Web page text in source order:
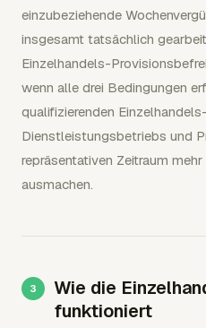
einzubeziehende
insgesamt tatsächlich
Einzelhandels-
wenn alle drei Bedingungen
qualifizierenden
Dienstleistungsbetriebs und
repräsentativen Zeitraum
ausmachen.
Wie die
funktioniert